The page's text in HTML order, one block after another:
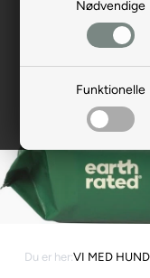
Nødvendige
Funktionelle
Du er her:VI MED HUND